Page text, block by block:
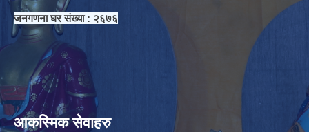
जनगणना घर संख्या : २६७६
आकस्मिक सेवाहरु